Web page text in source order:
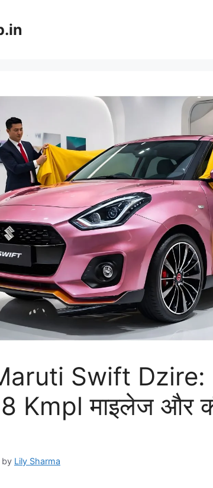
Swift Dzire:
Kmpl माइलेज और
by Lily Sharma